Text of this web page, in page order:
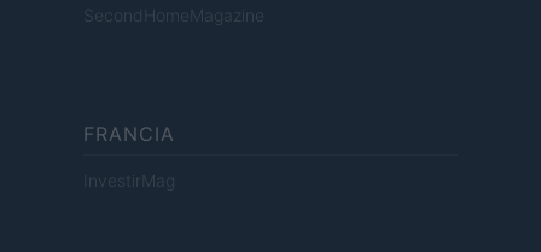
SecondHomeMagazine
FRANCIA
InvestirMag